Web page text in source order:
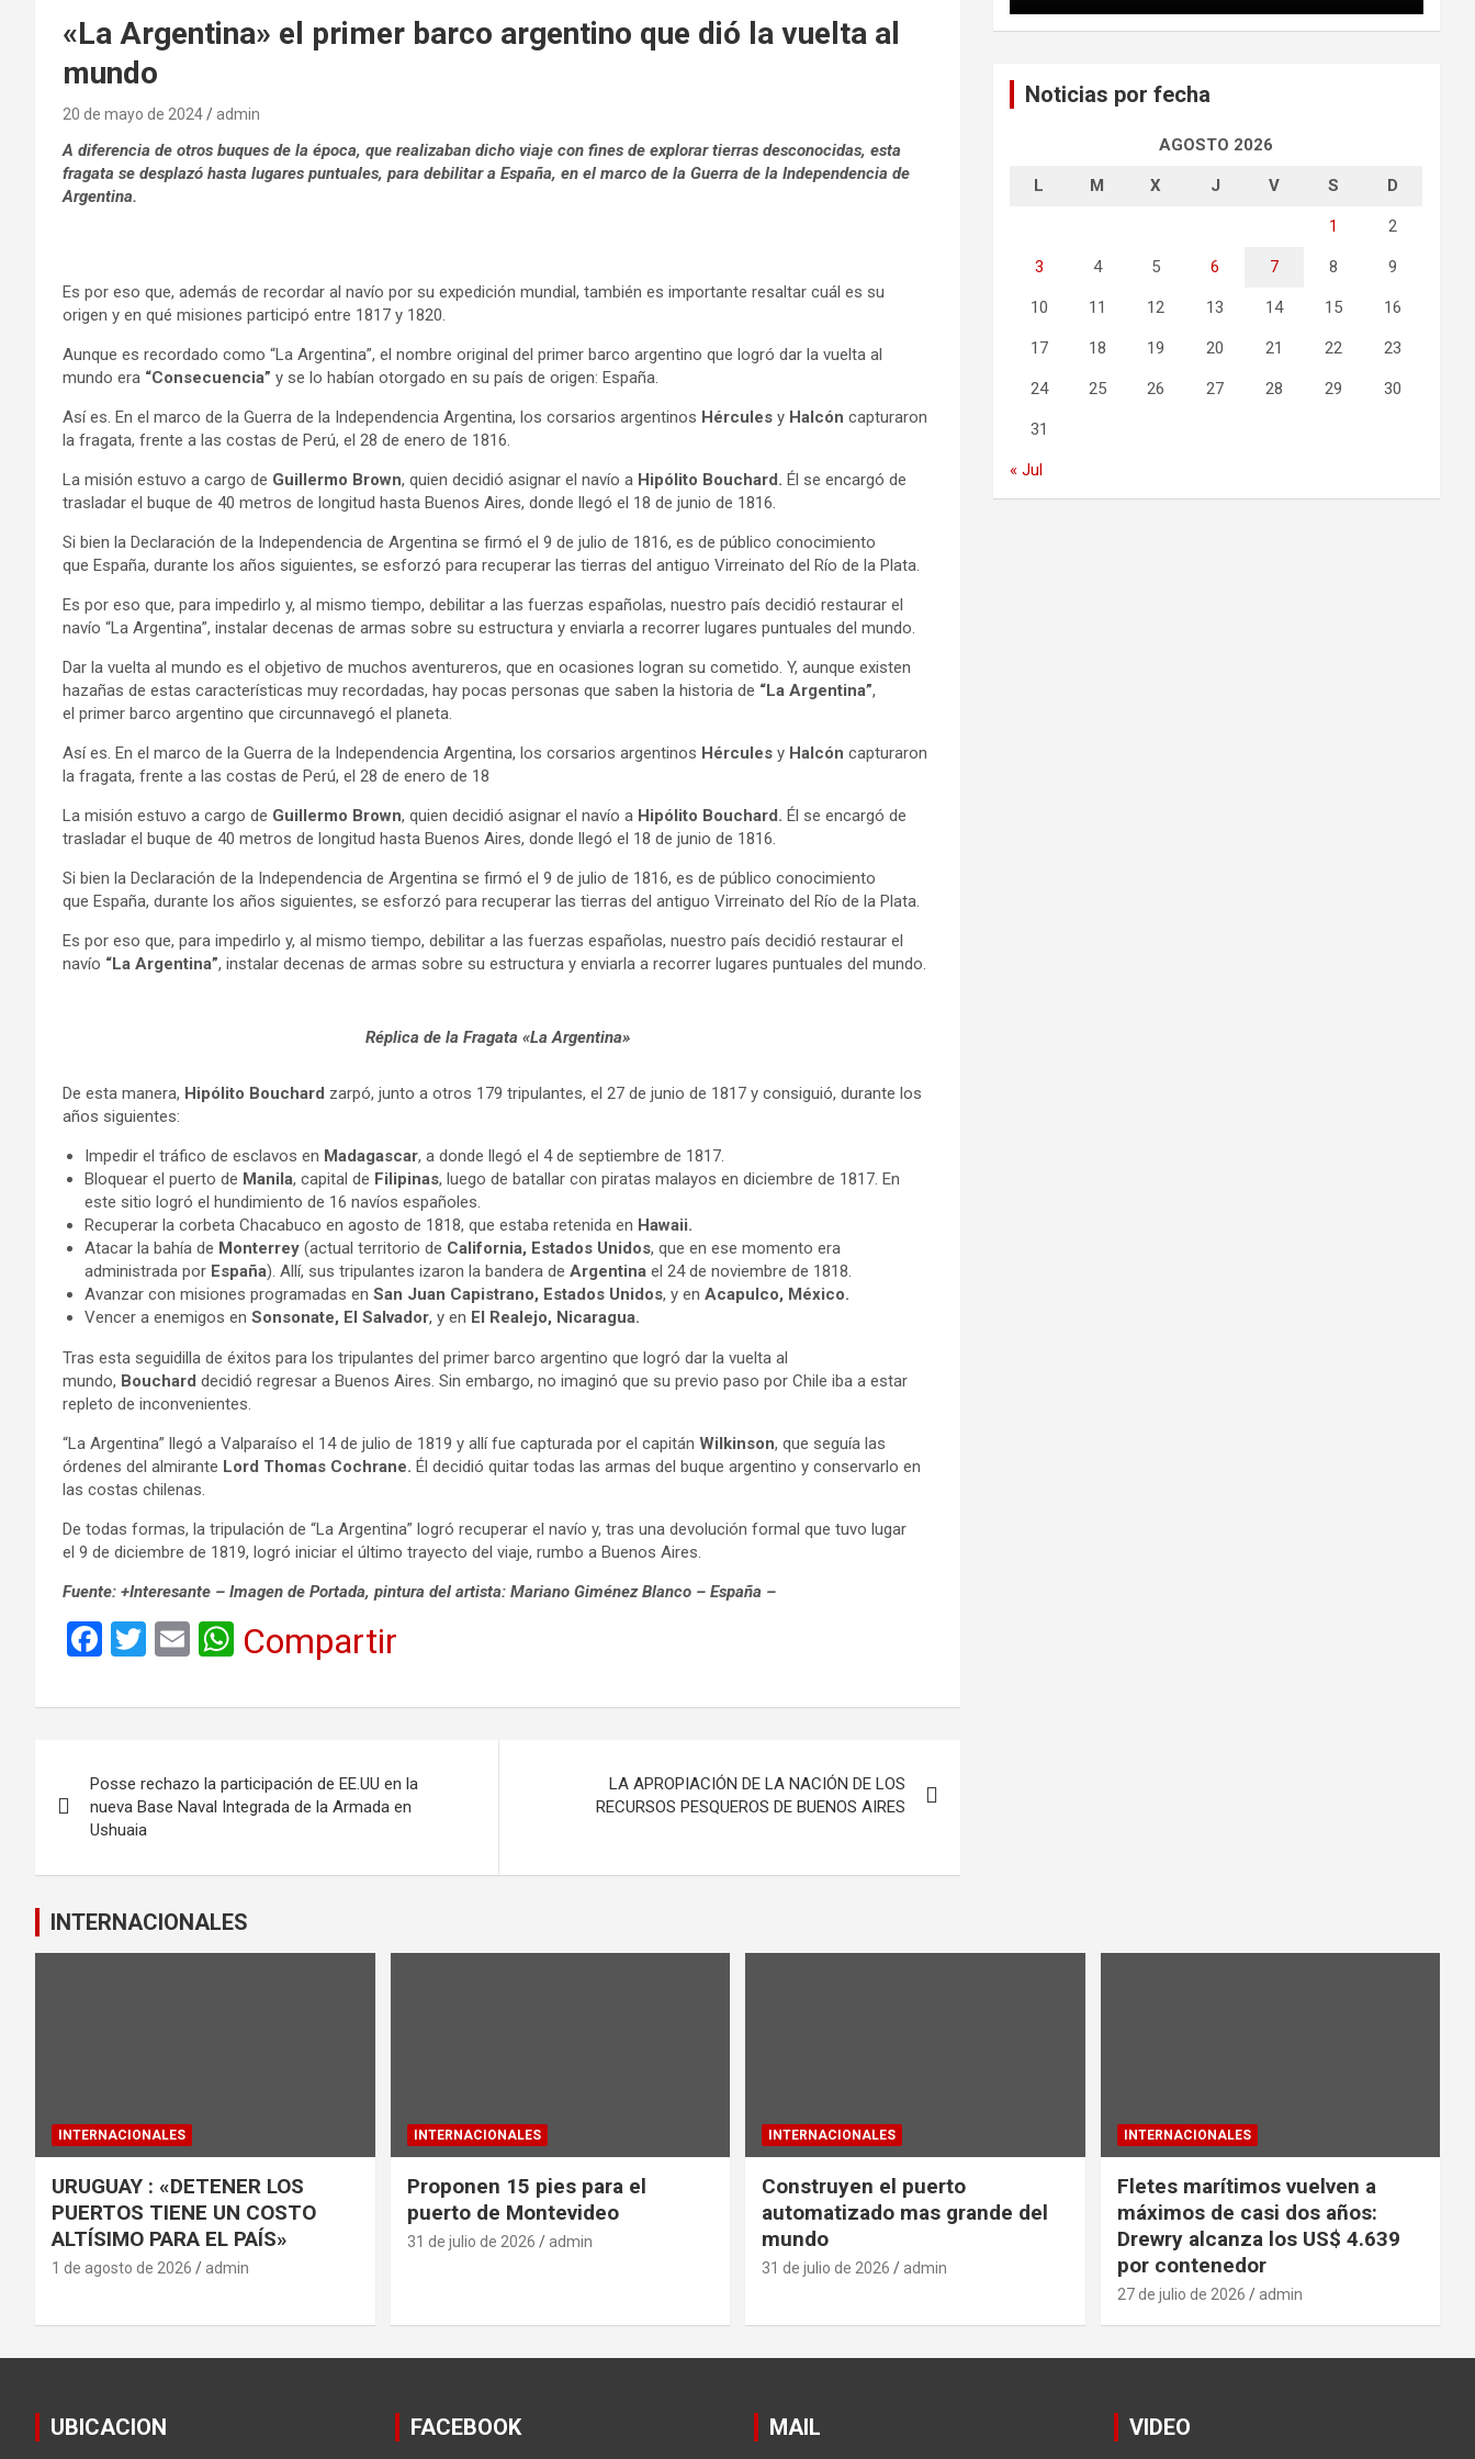
«La Argentina» el primer barco argentino que dió la vuelta al
mundo
20 de mayo de 2024 admin
A diferencia de otros buques de la época, que realizaban dicho viaje con fines de explorar tierras desconocidas, esta
fragata se desplazó hasta lugares puntuales, para debilitar a España, en el marco de la Guerra de la Independencia de
Argentina.
Es por eso que, además de recordar al navío por su expedición mundial, también es importante resaltar cuál es su
origen y en qué misiones participó entre 1817 y 1820.
Aunque es recordado como “La Argentina”, el nombre original del primer barco argentino que logró dar la vuelta al
mundo era “Consecuencia” y se lo habían otorgado en su país de origen: España.
Así es. En el marco de la Guerra de la Independencia Argentina, los corsarios argentinos Hércules y Halcón capturaron
la fragata, frente a las costas de Perú, el 28 de enero de 1816.
La misión estuvo a cargo de Guillermo Brown, quien decidió asignar el navío a Hipólito Bouchard. Él se encargó de
trasladar el buque de 40 metros de longitud hasta Buenos Aires, donde llegó el 18 de junio de 1816.
Si bien la Declaración de la Independencia de Argentina se firmó el 9 de julio de 1816, es de público conocimiento
que España, durante los años siguientes, se esforzó para recuperar las tierras del antiguo Virreinato del Río de la Plata.
Es por eso que, para impedirlo y, al mismo tiempo, debilitar a las fuerzas españolas, nuestro país decidió restaurar el
navío “La Argentina”, instalar decenas de armas sobre su estructura y enviarla a recorrer lugares puntuales del mundo.
Dar la vuelta al mundo es el objetivo de muchos aventureros, que en ocasiones logran su cometido. Y, aunque existen
hazañas de estas características muy recordadas, hay pocas personas que saben la historia de “La Argentina”,
el primer barco argentino que circunnavegó el planeta.
Así es. En el marco de la Guerra de la Independencia Argentina, los corsarios argentinos Hércules y Halcón capturaron
la fragata, frente a las costas de Perú, el 28 de enero de 18
La misión estuvo a cargo de Guillermo Brown, quien decidió asignar el navío a Hipólito Bouchard. Él se encargó de
trasladar el buque de 40 metros de longitud hasta Buenos Aires, donde llegó el 18 de junio de 1816.
Si bien la Declaración de la Independencia de Argentina se firmó el 9 de julio de 1816, es de público conocimiento
que España, durante los años siguientes, se esforzó para recuperar las tierras del antiguo Virreinato del Río de la Plata.
Es por eso que, para impedirlo y, al mismo tiempo, debilitar a las fuerzas españolas, nuestro país decidió restaurar el
navío “La Argentina”, instalar decenas de armas sobre su estructura y enviarla a recorrer lugares puntuales del mundo.
Réplica de la Fragata «La Argentina»
De esta manera, Hipólito Bouchard zarpó, junto a otros 179 tripulantes, el 27 de junio de 1817 y consiguió, durante los
años siguientes:
Impedir el tráfico de esclavos en Madagascar, a donde llegó el 4 de septiembre de 1817.
Bloquear el puerto de Manila, capital de Filipinas, luego de batallar con piratas malayos en diciembre de 1817. En
este sitio logró el hundimiento de 16 navíos españoles.
Recuperar la corbeta Chacabuco en agosto de 1818, que estaba retenida en Hawaii.
Atacar la bahía de Monterrey (actual territorio de California, Estados Unidos, que en ese momento era
administrada por España). Allí, sus tripulantes izaron la bandera de Argentina el 24 de noviembre de 1818.
Avanzar con misiones programadas en San Juan Capistrano, Estados Unidos, y en Acapulco, México.
Vencer a enemigos en Sonsonate, El Salvador, y en El Realejo, Nicaragua.
Tras esta seguidilla de éxitos para los tripulantes del primer barco argentino que logró dar la vuelta al
mundo, Bouchard decidió regresar a Buenos Aires. Sin embargo, no imaginó que su previo paso por Chile iba a estar
repleto de inconvenientes.
“La Argentina” llegó a Valparaíso el 14 de julio de 1819 y allí fue capturada por el capitán Wilkinson, que seguía las
órdenes del almirante Lord Thomas Cochrane. Él decidió quitar todas las armas del buque argentino y conservarlo en
las costas chilenas.
De todas formas, la tripulación de “La Argentina” logró recuperar el navío y, tras una devolución formal que tuvo lugar
el 9 de diciembre de 1819, logró iniciar el último trayecto del viaje, rumbo a Buenos Aires.
Fuente: +Interesante – Imagen de Portada, pintura del artista: Mariano Giménez Blanco – España –
F
ce
o
o
k
T
tt
E
ail
W
at
A
p
Compartir
de
Posse rechazo la participación de EE.UU en la
nueva Base Naval Integrada de la Armada en
Ushuaia
LA APROPIACIÓN DE LA NACIÓN DE LOS
RECURSOS PESQUEROS DE BUENOS AIRES
Noticias por fecha
AGOSTO 2026
L M X J V S D
1 2
3 4 5 6 7 8 9
10 11 12 13 14 15 16
17 18 19 20 21 22 23
24 25 26 27 28 29 30
31
« Jul
INTERNACIONALES
INTERNACIONALES
URUGUAY : «DETENER LOS
PUERTOS TIENE UN COSTO
ALTÍSIMO PARA EL PAÍS»
1 de agosto de 2026 admin
INTERNACIONALES
Proponen 15 pies para el
puerto de Montevideo
31 de julio de 2026 admin
INTERNACIONALES
Construyen el puerto
automatizado mas grande del
mundo
31 de julio de 2026 admin
INTERNACIONALES
Fletes marítimos vuelven a
máximos de casi dos años:
Drewry alcanza los US$ 4.639
por contenedor
27 de julio de 2026 admin
UBICACION FACEBOOK MAIL VIDEO